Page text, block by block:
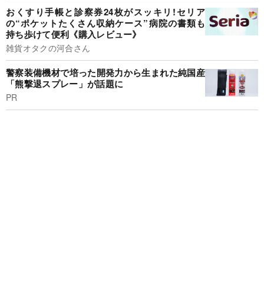
おくすり手帳と診察券24枚がスッキリ!セリア
の“ポケットたくさん収納ケース”病院の書類も
持ち歩けて便利《購入レビュー》
雑貨オタクの河合さん
警察装備機材で培った開発力から生まれた純国産
「熊撃退スプレー」が話題に
PR